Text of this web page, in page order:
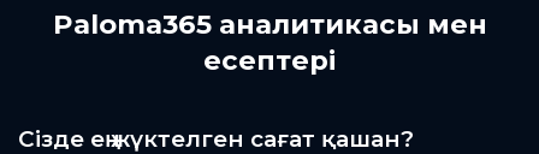
Paloma365 аналитикасы мен
есептері
Сізде ең жүктелген сағат қашан?